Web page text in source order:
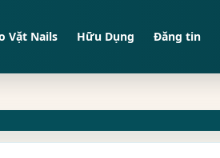
Vặt Nails Hữu Dụng Đăng tin